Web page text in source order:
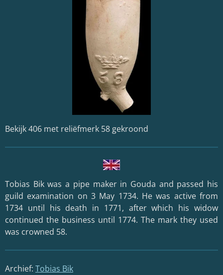
Bekijk 406 met reliëfmerk 58 gekroond
Tobias Bikwas a pipe maker in Gouda and passed his
guild examination on 3 May 1734. He was active from
1734 until his death in 1771, after which his widow
continued the business until 1774. The mark they used
was crowned 58.
Archief: Tobias Bik